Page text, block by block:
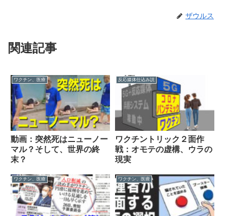
ザウルス
関連記事
ワクチン、医療
動画：突然死はニューノー
マル？そして、世界の終
末？
反応媒体仕込み説
ワクチントリック２面作
戦：オモテの虚構、ウラの
現実
ワクチン、医療 ワクチン、医療